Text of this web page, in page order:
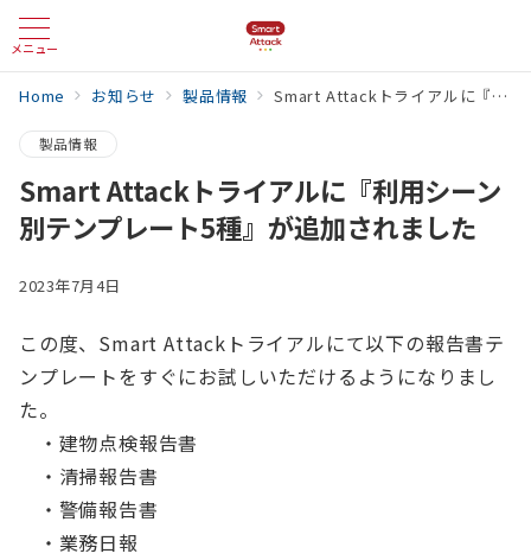
メニュー
Home お知らせ 製品情報 Smart Attackトライアルに『利用シーン別テンプレート5種』が追加されました
製品情報
Smart Attackトライアルに『利用シーン
別テンプレート5種』が追加されました
2023年7月4日
この度、Smart Attackトライアルにて以下の報告書テ
ンプレートをすぐにお試しいただけるようになりまし
た。
・建物点検報告書
・清掃報告書
・警備報告書
・業務日報